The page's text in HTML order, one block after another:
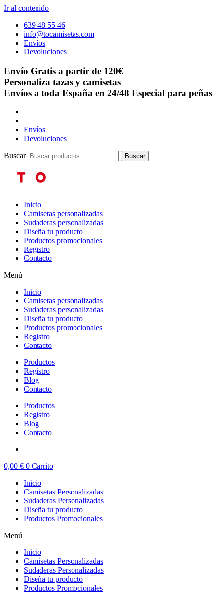
Ir al contenido
639 48 55 46
info@tocamisetas.com
Envíos
Devoluciones
Envío Gratis a partir de 120€
Personaliza tazas y camisetas
Envíos a toda España en 24/48 Especial para peñas
Envíos
Devoluciones
Buscar Buscar
Inicio
Camisetas personalizadas
Sudaderas personalizadas
Diseña tu producto
Productos promocionales
Registro
Contacto
Menú
Inicio
Camisetas personalizadas
Sudaderas personalizadas
Diseña tu producto
Productos promocionales
Registro
Contacto
Productos
Registro
Blog
Contacto
Productos
Registro
Blog
Contacto
0,00 € 0 Carrito
Inicio
Camisetas Personalizadas
Sudaderas Personalizadas
Diseña tu producto
Productos Promocionales
Menú
Inicio
Camisetas Personalizadas
Sudaderas Personalizadas
Diseña tu producto
Productos Promocionales